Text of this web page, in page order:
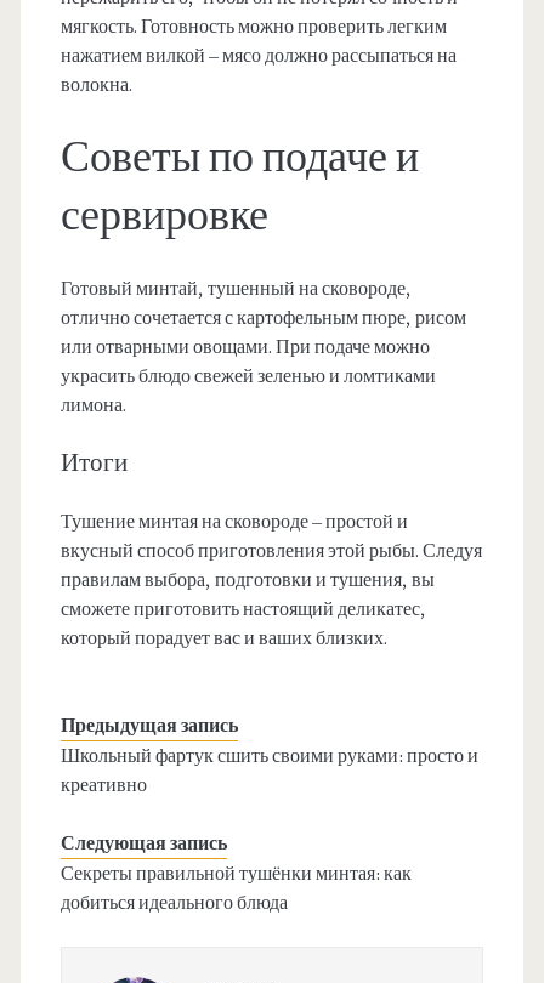
мягкость. Готовность можно проверить легким
нажатием вилкой – мясо должно рассыпаться на
волокна.
Советы по подаче и
сервировке
Готовый минтай, тушенный на сковороде,
отлично сочетается с картофельным пюре, рисом
или отварными овощами. При подаче можно
украсить блюдо свежей зеленью и ломтиками
лимона.
Итоги
Тушение минтая на сковороде – простой и
вкусный способ приготовления этой рыбы. Следуя
правилам выбора, подготовки и тушения, вы
сможете приготовить настоящий деликатес,
который порадует вас и ваших близких.
Предыдущая запись
Школьный фартук сшить своими руками: просто и
креативно
Следующая запись
Секреты правильной тушёнки минтая: как
добиться идеального блюда